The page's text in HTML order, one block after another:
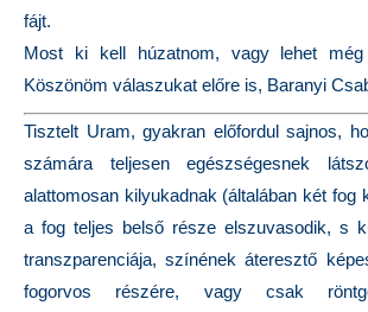
fájt.
Most ki kell húzatnom, vagy lehet még
Köszönöm válaszukat előre is, Baranyi
Tisztelt Uram, gyakran előfordul sajnos,
számára teljesen egészségesnek
alattomosan kilyukadnak (általában két fog
a fog teljes belső része elszuvasodik, s
transzparenciája, színének áteresztő
fogorvos részére, vagy csak